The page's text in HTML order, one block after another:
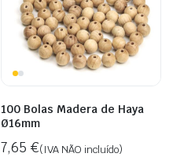
100 Bolas Madera de Haya
Ø16mm
7,65 €(IVA NÃO incluído)